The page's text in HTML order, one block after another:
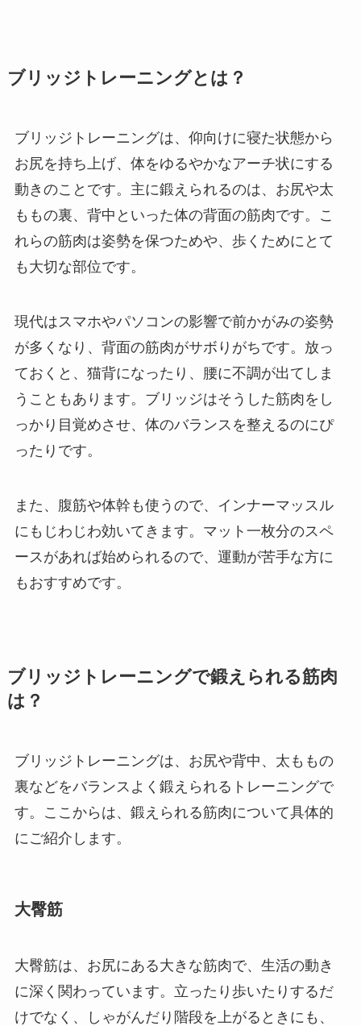
ブリッジトレーニングとは？
ブリッジトレーニングは、仰向けに寝た状態から
お尻を持ち上げ、体をゆるやかなアーチ状にする
動きのことです。主に鍛えられるのは、お尻や太
ももの裏、背中といった体の背面の筋肉です。こ
れらの筋肉は姿勢を保つためや、歩くためにとて
も大切な部位です。
現代はスマホやパソコンの影響で前かがみの姿勢
が多くなり、背面の筋肉がサボりがちです。放っ
ておくと、猫背になったり、腰に不調が出てしま
うこともあります。ブリッジはそうした筋肉をし
っかり目覚めさせ、体のバランスを整えるのにぴ
ったりです。
また、腹筋や体幹も使うので、インナーマッスル
にもじわじわ効いてきます。マット一枚分のスペ
ースがあれば始められるので、運動が苦手な方に
もおすすめです。
ブリッジトレーニングで鍛えられる筋肉
は？
ブリッジトレーニングは、お尻や背中、太ももの
裏などをバランスよく鍛えられるトレーニングで
す。ここからは、鍛えられる筋肉について具体的
にご紹介します。
大臀筋
大臀筋は、お尻にある大きな筋肉で、生活の動き
に深く関わっています。立ったり歩いたりするだ
けでなく、しゃがんだり階段を上がるときにも、